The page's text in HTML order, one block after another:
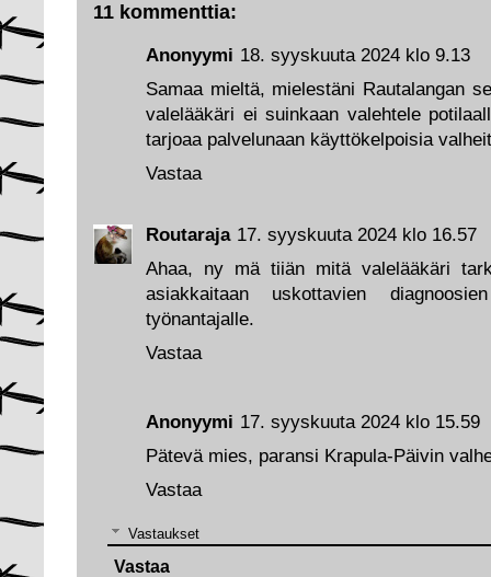
11 kommenttia:
Anonyymi 17. syyskuuta 2024 klo 15.59
Pätevä mies, paransi Krapula-Päivin
Vastaa
Vastaukset
Vastaa
Routaraja 17. syyskuuta 2024 klo 16.57
Ahaa, ny mä tiiän mitä valelääkäri
asiakkaitaan uskottavien
työnantajalle.
Vastaa
Anonyymi 18. syyskuuta 2024 klo 9.13
Samaa mieltä, mielestäni Rautalangan
valelääkäri ei suinkaan valehtele
tarjoaa palvelunaan käyttökelpoisia
Vastaa